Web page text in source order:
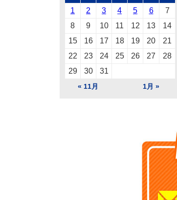
« 11月 1月 »
1 2 3 4 5 6
7
8
9 10 11 12 13
14
15
16 17 18 19 20
21
22
23 24 25 26 27
28
29
30 31